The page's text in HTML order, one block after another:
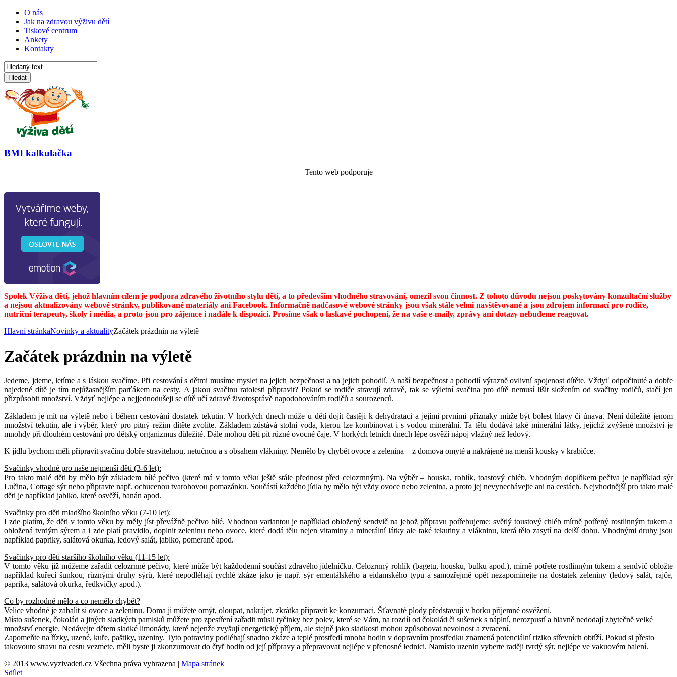
O nás
Jak na zdravou výživu dětí
Tiskové centrum
Ankety
Kontakty
Hledat
BMI kalkulačka
Tento web podporuje
Spolek Výživa dětí, jehož hlavním cílem je podpora zdravého životního stylu dětí, a to především vhodného stravování, omezil svou činnost. Z tohoto důvodu nejsou poskytovány konzultační služby
a nejsou aktualizovány webové stránky, publikované materiály ani Facebook. Informačně nadčasové webové stránky jsou však stále velmi navštěvované a jsou zdrojem informací pro rodiče,
nutriční terapeuty, školy i média, a proto jsou pro zájemce i nadále k dispozici. Prosíme však o laskavé pochopení, že na vaše e-maily, zprávy ani dotazy nebudeme reagovat.
Hlavní stránkaNovinky a aktualityZačátek prázdnin na výletě
Začátek prázdnin na výletě
Jedeme, jdeme, letíme a s láskou svačíme. Při cestování s dětmi musíme myslet na jejich bezpečnost a na jejich pohodlí. A naší bezpečnost a pohodlí výrazně ovlivní spojenost dítěte. Vždyť odpočinuté a dobře
najedené dítě je tím nejúžasnějším parťákem na cesty. A jakou svačinu ratolesti připravit? Pokud se rodiče stravují zdravě, tak se výletní svačina pro dítě nemusí lišit složením od svačiny rodičů, stačí jen
přizpůsobit množství. Vždyť nejlépe a nejjednodušeji se dítě učí zdravé životosprávě napodobováním rodičů a sourozenců.
Základem je mít na výletě nebo i během cestování dostatek tekutin. V horkých dnech může u dětí dojít častěji k dehydrataci a jejími prvními příznaky může být bolest hlavy či únava. Není důležité jenom
množství tekutin, ale i výběr, který pro pitný režim dítěte zvolíte. Základem zůstává stolní voda, kterou lze kombinovat i s vodou minerální. Ta tělu dodává také minerální látky, jejichž zvýšené množství je
mnohdy při dlouhém cestování pro dětský organizmus důležité. Dále mohou děti pít různé ovocné čaje. V horkých letních dnech lépe osvěží nápoj vlažný než ledový.
K jídlu bychom měli připravit svačinu dobře stravitelnou, netučnou a s obsahem vlákniny. Nemělo by chybět ovoce a zelenina – z domova omyté a nakrájené na menší kousky v krabičce.
Svačinky vhodné pro naše nejmenší děti (3-6 let):
Pro takto malé děti by mělo být základem bílé pečivo (které má v tomto věku ještě stále přednost před celozrnným). Na výběr – houska, rohlík, toastový chléb. Vhodným doplňkem pečiva je například sýr
Lučina, Cottage sýr nebo připravte např. ochucenou tvarohovou pomazánku. Součástí každého jídla by mělo být vždy ovoce nebo zelenina, a proto jej nevynechávejte ani na cestách. Nejvhodnější pro takto malé
děti je například jablko, které osvěží, banán apod.
Svačinky pro děti mladšího školního věku (7-10 let):
I zde platím, že děti v tomto věku by měly jíst převážně pečivo bílé. Vhodnou variantou je například obložený sendvič na jehož přípravu potřebujeme: světlý toustový chléb mírně potřený rostlinným tukem a
obložená tvrdým sýrem a i zde platí pravidlo, doplnit zeleninu nebo ovoce, které dodá tělu nejen vitaminy a minerální látky ale také tekutiny a vlákninu, která tělo zasytí na delší dobu. Vhodnými druhy jsou
například papriky, salátová okurka, ledový salát, jablko, pomeranč apod.
Svačinky pro děti staršího školního věku (11-15 let):
V tomto věku již můžeme zařadit celozrnné pečivo, které může být každodenní součást zdravého jídelníčku. Celozrnný rohlík (bagetu, housku, bulku apod.), mírně potřete rostlinným tukem a sendvič obložte
například kuřecí šunkou, různými druhy sýrů, které nepodléhají rychlé zkáze jako je např. sýr ementálského a eidamského typu a samozřejmě opět nezapomínejte na dostatek zeleniny (ledový salát, rajče,
paprika, salátová okurka, ředkvičky apod.).
Co by rozhodně mělo a co nemělo chybět?
Velice vhodné je zabalit si ovoce a zeleninu. Doma ji můžete omýt, oloupat, nakrájet, zkrátka připravit ke konzumaci. Šťavnaté plody představují v horku příjemné osvěžení.
Místo sušenek, čokolád a jiných sladkých pamlsků můžete pro zpestření zařadit müsli tyčinky bez polev, které se Vám, na rozdíl od čokolád či sušenek s náplní, nerozpustí a hlavně nedodají zbytečně velké
množství energie. Nedávejte dětem sladké limonády, které nejenže zvyšují energetický příjem, ale stejně jako sladkosti mohou způsobovat nevolnost a zvracení.
Zapomeňte na řízky, uzené, kuře, paštiky, uzeniny. Tyto potraviny podléhají snadno zkáze a teplé prostředí mnoha hodin v dopravním prostředku znamená potenciální riziko střevních obtíží. Pokud si přesto
takovouto stravu na cestu vezmete, měli byste ji zkonzumovat do čtyř hodin od její přípravy a přepravovat nejlépe v přenosné lednici. Namísto uzenin vyberte raději tvrdý sýr, nejlépe ve vakuovém balení.
© 2013 www.vyzivadeti.cz Všechna práva vyhrazena | Mapa stránek |
Sdílet